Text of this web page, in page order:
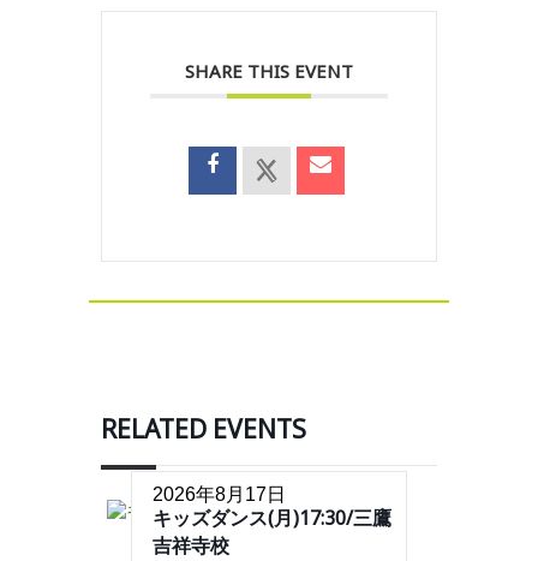
SHARE THIS EVENT
RELATED EVENTS
2026年8月17日
キッズダンス(月)17:30/三鷹
吉祥寺校